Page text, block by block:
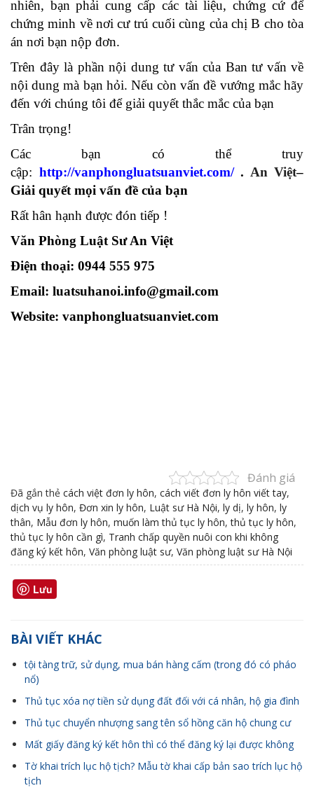
nhiên, bạn phải cung cấp các tài liệu, chứng cứ để
chứng minh về nơi cư trú cuối cùng của chị B cho tòa
án nơi bạn nộp đơn.
Trên đây là phần nội dung tư vấn của Ban tư vấn về
nội dung mà bạn hỏi. Nếu còn vấn đề vướng mắc hãy
đến với chúng tôi để giải quyết thắc mắc của bạn
Trân trọng!
Các bạn có thể truy
cập: http://vanphongluatsuanviet.com/ . An Việt–
Giải quyết mọi vấn đề của bạn
Rất hân hạnh được đón tiếp !
Văn Phòng Luật Sư An Việt
Điện thoại: 0944 555 975
Email: luatsuhanoi.info@gmail.com
Website: vanphongluatsuanviet.com
Đánh giá
Đã gắn thẻ cách việt đơn ly hôn, cách viết đơn ly hôn viết tay,
dịch vụ ly hôn, Đơn xin ly hôn, Luật sư Hà Nội, ly dị, ly hôn, ly
thân, Mẫu đơn ly hôn, muốn làm thủ tục ly hôn,thủ tục ly hôn,
thủ tục ly hôn cần gì, Tranh chấp quyền nuôi con khi không
đăng ký kết hôn, Văn phòng luật sư, Văn phòng luật sư Hà Nội
Lưu
BÀI VIẾT KHÁC
tội tàng trữ, sử dụng, mua bán hàng cấm (trong đó có pháo
nổ)
Thủ tục xóa nợ tiền sử dụng đất đối với cá nhân, hộ gia đình
Thủ tục chuyển nhượng sang tên sổ hồng căn hộ chung cư
Mất giấy đăng ký kết hôn thì có thể đăng ký lại được không
Tờ khai trích lục hộ tịch? Mẫu tờ khai cấp bản sao trích lục hộ
tịch